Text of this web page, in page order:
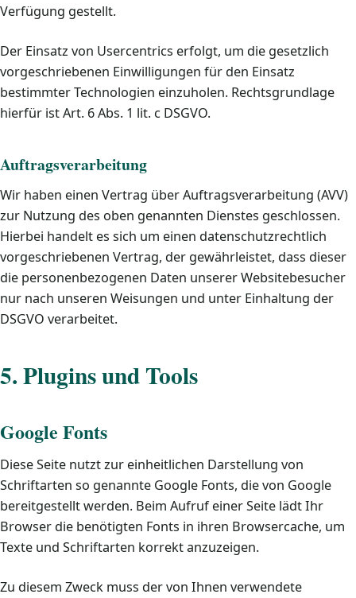
Verfügung gestellt.
Der Einsatz von Usercentrics erfolgt, um die gesetzlich
vorgeschriebenen Einwilligungen für den Einsatz
bestimmter Technologien einzuholen. Rechtsgrundlage
hierfür ist Art. 6 Abs. 1 lit. c DSGVO.
Auftragsverarbeitung
Wir haben einen Vertrag über Auftragsverarbeitung (AVV)
zur Nutzung des oben genannten Dienstes geschlossen.
Hierbei handelt es sich um einen datenschutzrechtlich
vorgeschriebenen Vertrag, der gewährleistet, dass dieser
die personenbezogenen Daten unserer Websitebesucher
nur nach unseren Weisungen und unter Einhaltung der
DSGVO verarbeitet.
5. Plugins und Tools
Google Fonts
Diese Seite nutzt zur einheitlichen Darstellung von
Schriftarten so genannte Google Fonts, die von Google
bereitgestellt werden. Beim Aufruf einer Seite lädt Ihr
Browser die benötigten Fonts in ihren Browsercache, um
Texte und Schriftarten korrekt anzuzeigen.
Zu diesem Zweck muss der von Ihnen verwendete